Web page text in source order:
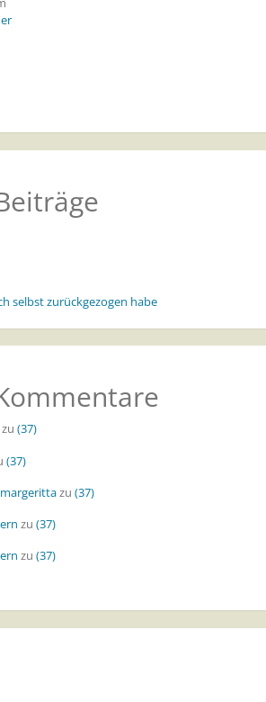
selbst zurückgezogen habe
zu(37)
(37)
zu(37)
zu(37)
zu(37)